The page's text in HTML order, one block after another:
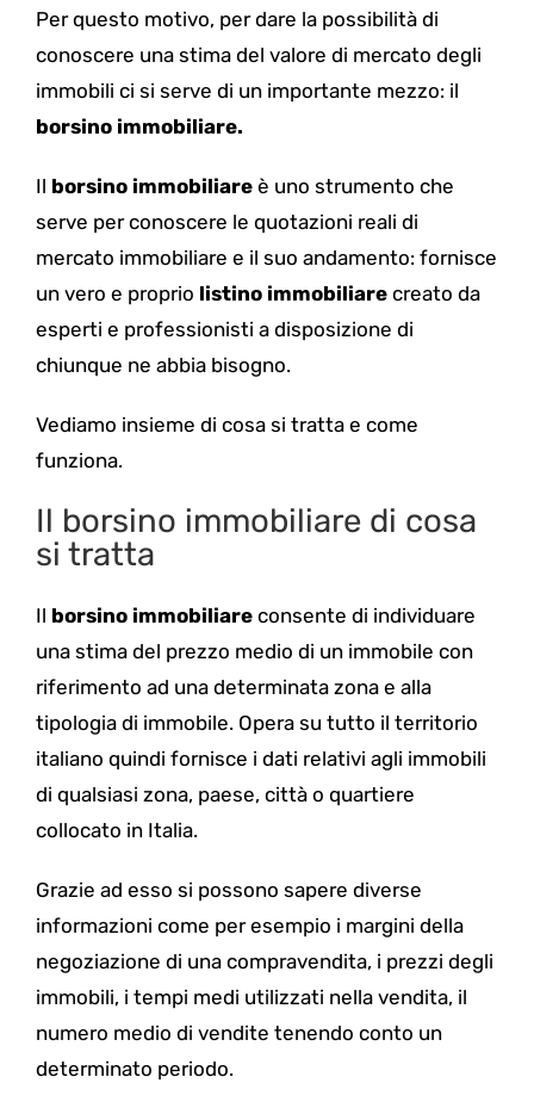
Per questo motivo, per dare la possibilità di
conoscere una stima del valore di mercato degli
immobili ci si serve di un importante mezzo: il
borsino immobiliare.
Il borsino immobiliareè uno strumento che
serve per conoscere le quotazioni reali di
mercato immobiliare e il suo andamento: fornisce
un vero e proprio listino immobiliarecreato da
esperti e professionisti a disposizione di
chiunque ne abbia bisogno.
Vediamo insieme di cosa si tratta e come
funziona.
Il borsino immobiliare di cosa
si tratta
Il borsino immobiliareconsente di individuare
una stima del prezzo medio di un immobile con
riferimento ad una determinata zona e alla
tipologia di immobile. Opera su tutto il territorio
italiano quindi fornisce i dati relativi agli immobili
di qualsiasi zona, paese, città o quartiere
collocato in Italia.
Grazie ad esso si possono sapere diverse
informazioni come per esempio i margini della
negoziazione di una compravendita, i prezzi degli
immobili, i tempi medi utilizzati nella vendita, il
numero medio di vendite tenendo conto un
determinato periodo.